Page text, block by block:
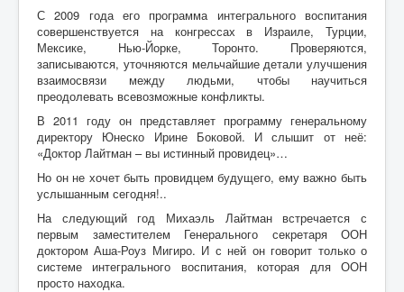
С 2009 года его программа интегрального воспитания
совершенствуется на конгрессах в Израиле, Турции,
Мексике, Нью-Йорке, Торонто. Проверяются,
записываются, уточняются мельчайшие детали улучшения
взаимосвязи между людьми, чтобы научиться
преодолевать всевозможные конфликты.
В 2011 году он представляет программу генеральному
директору Юнеско Ирине Боковой. И слышит от неё:
«Доктор Лайтман – вы истинный провидец»…
Но он не хочет быть провидцем будущего, ему важно быть
услышанным сегодня!..
На следующий год Михаэль Лайтман встречается с
первым заместителем Генерального секретаря ООН
доктором Аша-Роуз Мигиро. И с ней он говорит только о
системе интегрального воспитания, которая для ООН
просто находка.